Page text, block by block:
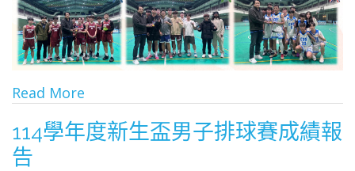
Read More
114學年度新生盃男子排球賽成績報
告